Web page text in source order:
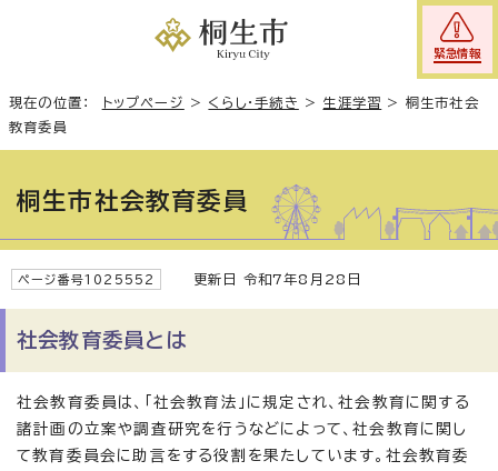
緊急情報
現在の位置： トップページ > くらし・手続き > 生涯学習 > 桐生市社会
教育委員
桐生市社会教育委員
ページ番号1025552 更新日 令和7年8月28日
社会教育委員とは
社会教育委員は、「社会教育法」に規定され、社会教育に関する
諸計画の立案や調査研究を行うなどによって、社会教育に関し
て教育委員会に助言をする役割を果たしています。社会教育委